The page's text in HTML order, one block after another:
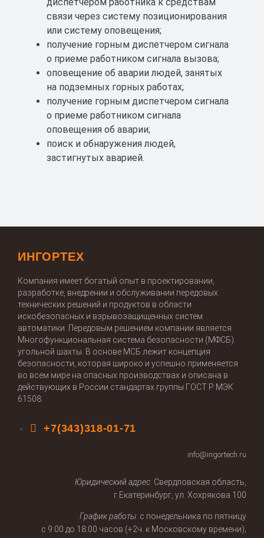
связи через систему позиционирования
или систему оповещения;
получение горным диспетчером сигнала
о приеме работником сигнала вызова;
оповещение об аварии людей, занятых
на подземных горных работах;
получение горным диспетчером сигнала
о приеме работником сигнала
оповещения об аварии;
поиск и обнаружения людей,
застигнутых аварией.
ИНГОРТЕХ
Компания имеет богатый опыт в проектировании,
разработке, внедрении и обслуживании передовых
технических решений и продуктов в области
искобезопасных и взрывозащищенных систем
автоматики. Передовым решением компании является
Многофункциональная система безопасности (МФСБ)
угольной шахты. В основе МСБ лежит концепция
безопасности, которая широко и успешно применяется
во всем мире на опасных производствах и описана в
действующих в России стандартах группы ГОСТ Р МЭК
61508.
+7(343)318-01-71
info@ingortech.ru
Юридический адрес: Свердловская область,
г.Екатеринбург, ул. Хохрякова 100
График работы: с понедельника по пятницу
с 9:00 до 18:00 часов (+2ч. к Московскому времени);